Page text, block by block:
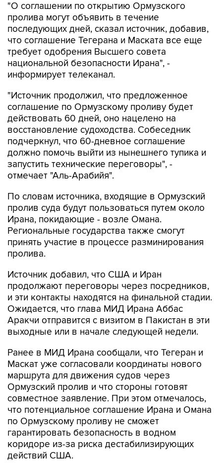
"О соглашении по открытию Ормузского
пролива могут объявить в течение
последующих дней, сказал источник, добавив,
что соглашение Тегерана и Маската все еще
требует одобрения Высшего совета
национальной безопасности Ирана", -
информирует телеканал.
"Источник продолжил, что предложенное
соглашение по Ормузскому проливу будет
действовать 60 дней, оно нацелено на
восстановление судоходства. Собеседник
подчеркнул, что 60-дневное соглашение
должно помочь выйти из нынешнего тупика и
запустить технические переговоры", -
отмечает "Аль-Арабийя".
По словам источника, входящие в Ормузский
пролив суда будут пользоваться путем около
Ирана, покидающие - возле Омана.
Региональные государства также смогут
принять участие в процессе разминирования
пролива.
Источник добавил, что США и Иран
продолжают переговоры через посредников,
и эти контакты находятся на финальной стадии.
Ожидается, что глава МИД Ирана Аббас
Аракчи отправится с визитом в Пакистан в эти
выходные или в начале следующей недели.
Ранее в МИД Ирана сообщали, что Тегеран и
Маскат уже согласовали координаты нового
маршрута для движения судов через
Ормузский пролив и что стороны готовят
совместное заявление. При этом отмечалось,
что потенциальное соглашение Ирана и Омана
по Ормузскому проливу не сможет
гарантировать безопасность в водном
коридоре из-за риска дестабилизирующих
действий США.